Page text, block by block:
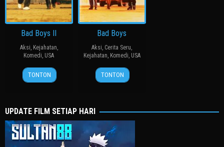
Bad Boys II
Aksi, Kejahatan,
Komedi, USA
18
Jul
Michael
Bay
TONTON
Bad Boys
Aksi, Cerita Seru,
Kejahatan, Komedi, USA
7
Apr
Michael
Bay
TONTON
UPDATE FILM SETIAP HARI